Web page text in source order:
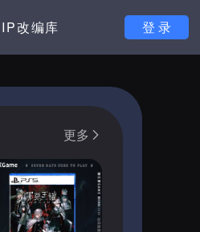
IP改编库 登 录
更多